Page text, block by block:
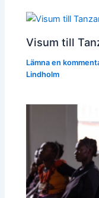
Visum till
Lämna en
Lindholm